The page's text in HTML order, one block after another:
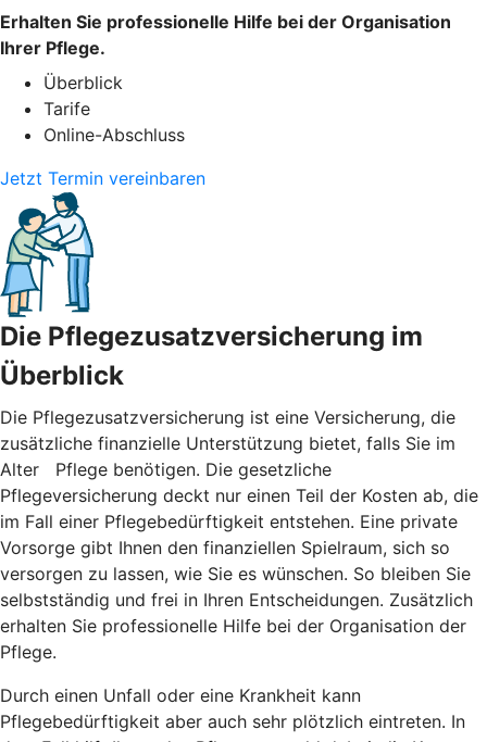
Erhalten Sie professionelle Hilfe bei der Organisation
Ihrer Pflege.
Überblick
Tarife
Online-Abschluss
Jetzt Termin vereinbaren
Die Pflegezusatzversicherung im
Überblick
Die Pflegezusatzversicherung ist eine Versicherung, die
zusätzliche finanzielle Unterstützung bietet, falls Sie im
Alter Pflege benötigen. Die gesetzliche
Pflegeversicherung deckt nur einen Teil der Kosten ab, die
im Fall einer Pflegebedürftigkeit entstehen. Eine private
Vorsorge gibt Ihnen den finanziellen Spielraum, sich so
versorgen zu lassen, wie Sie es wünschen. So bleiben Sie
selbstständig und frei in Ihren Entscheidungen. Zusätzlich
erhalten Sie professionelle Hilfe bei der Organisation der
Pflege.
Durch einen Unfall oder eine Krankheit kann
Pflegebedürftigkeit aber auch sehr plötzlich eintreten. In